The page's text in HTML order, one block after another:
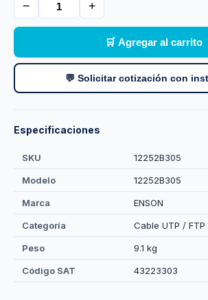
− +
🛒 Agregar al carrito
💬 Solicitar cotización con
Especificaciones
SKU 12252B305
Modelo 12252B305
Marca ENSON
Categoría Cable UTP / FTP
Peso 9.1 kg
Código SAT 43223303